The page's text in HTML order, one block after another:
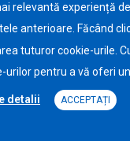
relevantă experiență de
anterioare. Făcând
tuturor cookie-urile.
urilor pentru a vă oferi un
detalii ACCEPTAȚI